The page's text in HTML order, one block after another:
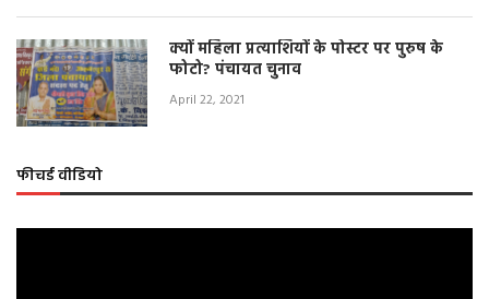
क्यों महिला प्रत्याशियों के पोस्टर पर पुरुष के
फोटो? पंचायत चुनाव
April 22, 2021
फीचर्ड वीडियो